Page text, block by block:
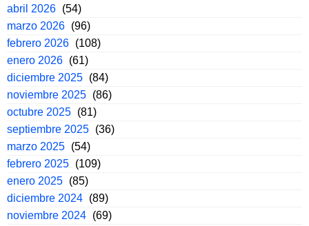
abril 2026 (54)
marzo 2026 (96)
febrero 2026 (108)
enero 2026 (61)
diciembre 2025 (84)
noviembre 2025 (86)
octubre 2025 (81)
septiembre 2025 (36)
marzo 2025 (54)
febrero 2025 (109)
enero 2025 (85)
diciembre 2024 (89)
noviembre 2024 (69)